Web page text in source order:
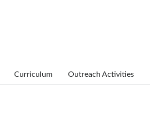
Curriculum Outreach Activities